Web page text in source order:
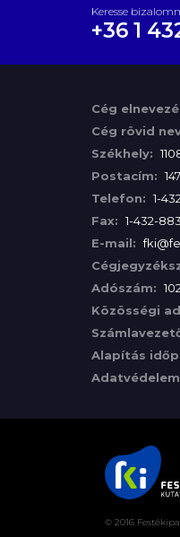
Keresse
+36 1
Cég
Cég rövid
Székhely:
Postacím:
Telefon: 1-
Fax: 1-432-
E-mail:
Adószám:
Közösségi
Alapítás
© 2016